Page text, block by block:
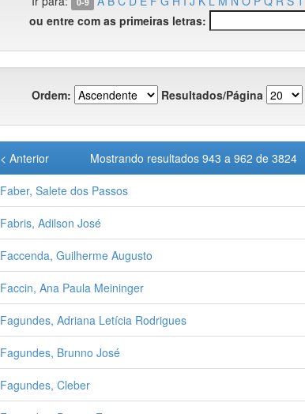
ou entre com as primeiras letras:
Ordem: Resultados/Página
Mostrando resultados 943 a 962 de 3824
< Anterior
Faber, Salete dos Passos
Fabris, Adilson José
Faccenda, Guilherme Augusto
Faccin, Ana Paula Meininger
Fagundes, Adriana Letícia Rodrigues
Fagundes, Brunno José
Fagundes, Cleber